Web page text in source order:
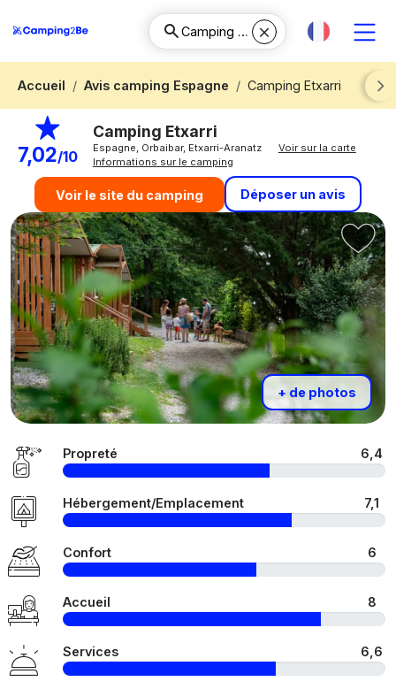
Accueil Avis camping Espagne
Camping Etxarri
Next
7,02/10
Camping Etxarri
Espagne, Orbaibar, Etxarri-Aranatz
Voir sur la carte
Informations sur le camping
Voir le site du camping Déposer un avis
+ de photos
Propreté 6,4
Hébergement/Emplacement 7,1
Confort 6
Accueil 8
Services 6,6